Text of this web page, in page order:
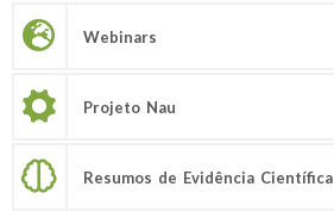
Webinars
Projeto Nau
Resumos de Evidência Científica